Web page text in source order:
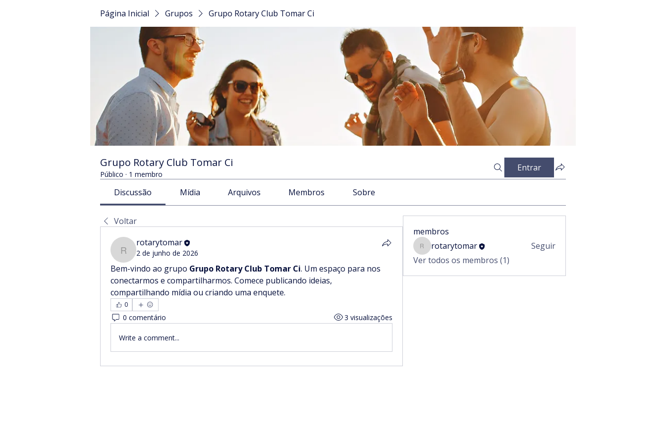
Página Inicial Grupos Grupo Rotary Club Tomar Ci
Grupo Rotary Club Tomar Ci
Público · 1 membro
Entrar
Discussão Mídia Arquivos Membros Sobre
Voltar
rotarytomar
rotarytomar
2 de junho de 2026
Bem-vindo ao grupo Grupo Rotary Club Tomar Ci. Um espaço para nos
conectarmos e compartilharmos. Comece publicando ideias,
compartilhando mídia ou criando uma enquete.
0
0 comentário 3 visualizações
Write a comment...
membros
rotarytomar
rotarytomar
Seguir
Ver todos os membros (1)